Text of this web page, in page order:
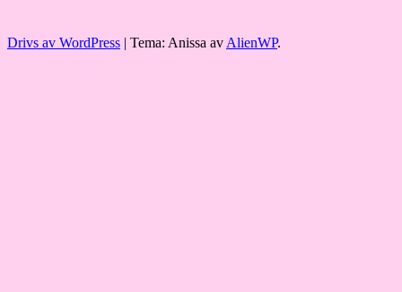
Drivs av WordPress Tema: Anissa avAlienWP.